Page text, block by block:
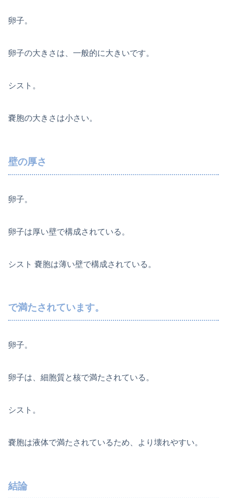
卵子。
卵子の大きさは、一般的に大きいです。
シスト。
嚢胞の大きさは小さい。
壁の厚さ
卵子。
卵子は厚い壁で構成されている。
シスト 嚢胞は薄い壁で構成されている。
で満たされています。
卵子。
卵子は、細胞質と核で満たされている。
シスト。
嚢胞は液体で満たされているため、より壊れやすい。
結論